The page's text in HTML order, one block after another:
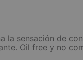
la sensación de
Oil free y no